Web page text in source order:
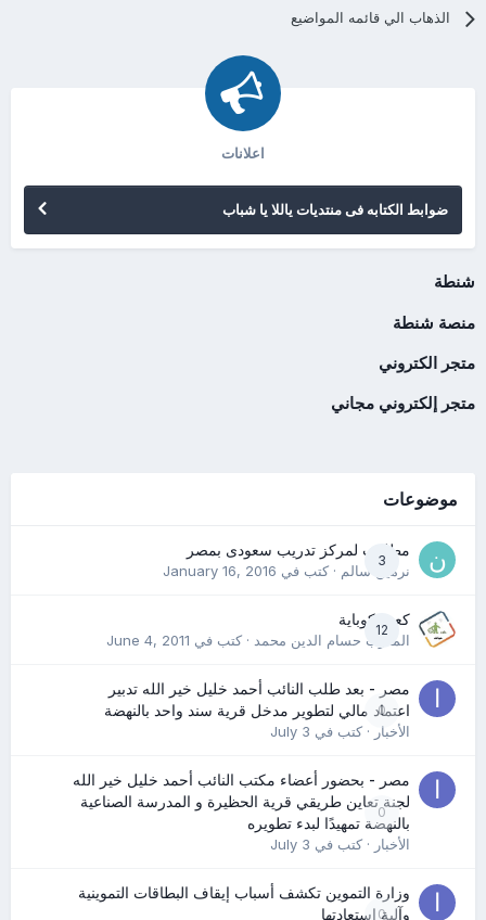
الذهاب الي قائمه المواضيع
اعلانات
ضوابط الكتابه فى منتديات ياللا يا شباب
شنطة
منصة شنطة
متجر الكتروني
متجر إلكتروني مجاني
موضوعات
3
مطلوب لمركز تدريب سعودى بمصر
نرمين سالم· كتب في January 16, 2016
12
كعب كوباية
المدرب حسام الدين محمد· كتب في June 4, 2011
0
مصر - بعد طلب النائب أحمد خليل خير الله تدبير
اعتماد مالي لتطوير مدخل قرية سند واحد بالنهضة
الأخبار· كتب في July 3
0
مصر - بحضور أعضاء مكتب النائب أحمد خليل خير الله
لجنة تعاين طريقي قرية الحظيرة و المدرسة الصناعية
بالنهضة تمهيدًا لبدء تطويره
الأخبار· كتب في July 3
0
وزارة التموين تكشف أسباب إيقاف البطاقات التموينية
وآلية استعادتها